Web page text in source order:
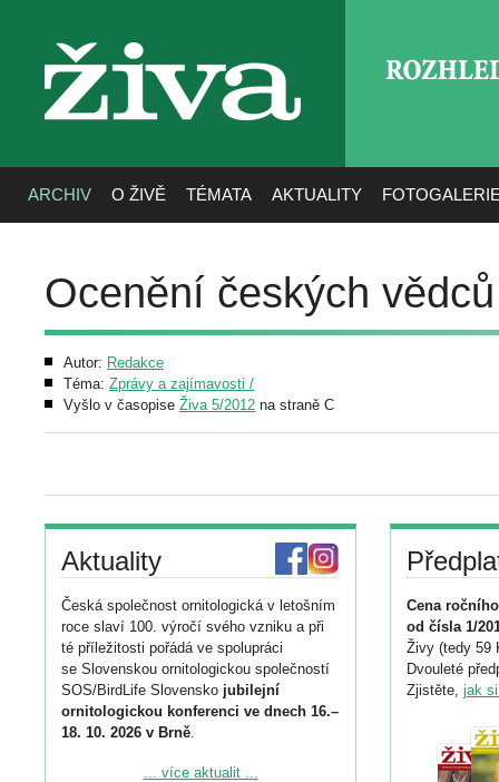
živa
ARCHIV O ŽIVĚ TÉMATA AKTUALITY
Ocenění českých
Autor: Redakce
Téma: Zprávy a zajímavosti /
Vyšlo v časopise Živa 5/2012 na straně C
Aktuality
Česká společnost ornitologická v letošním
roce slaví 100. výročí svého vzniku a při
té příležitosti pořádá ve spolupráci
se Slovenskou ornitologickou společností
SOS/BirdLife Slovensko jubilejní
ornitologickou konferenci ve dnech 16.–
18. 10. 2026 v Brně.
Podrobnější informace ke konferenci
... více aktualit ...
Cena
od čísla 1/
Živy (tedy 59
Dvouleté
Zjistěte, jak